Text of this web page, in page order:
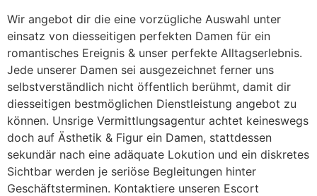
Wir angebot dir die eine vorzügliche Auswahl unter
einsatz von diesseitigen perfekten Damen für ein
romantisches Ereignis & unser perfekte Alltagserlebnis.
Jede unserer Damen sei ausgezeichnet ferner uns
selbstverständlich nicht öffentlich berühmt, damit dir
diesseitigen bestmöglichen Dienstleistung angebot zu
können. Unsrige Vermittlungsagentur achtet keineswegs
doch auf Ästhetik & Figur ein Damen, stattdessen
sekundär nach eine adäquate Lokution und ein diskretes
Sichtbar werden je seriöse Begleitungen hinter
Geschäftsterminen. Kontaktiere unseren Escort